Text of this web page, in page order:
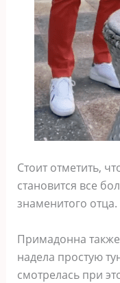
Стоит отметить,
становится все
знаменитого отца.
Примадонна
надела простую
смотрелась при